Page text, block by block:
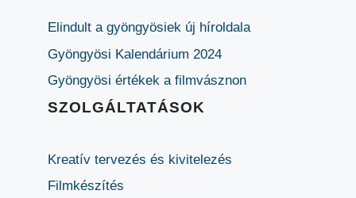
Elindult a gyöngyösiek új híroldala
Gyöngyösi Kalendárium 2024
Gyöngyösi értékek a filmvásznon
SZOLGÁLTATÁSOK
Kreatív tervezés és kivitelezés
Filmkészítés